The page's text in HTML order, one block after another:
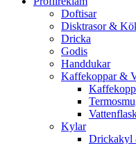
Doftisar
Disktrasor &
Dricka
Godis
Handdukar
Kaffekoppar &
Kylar
Drickakyl